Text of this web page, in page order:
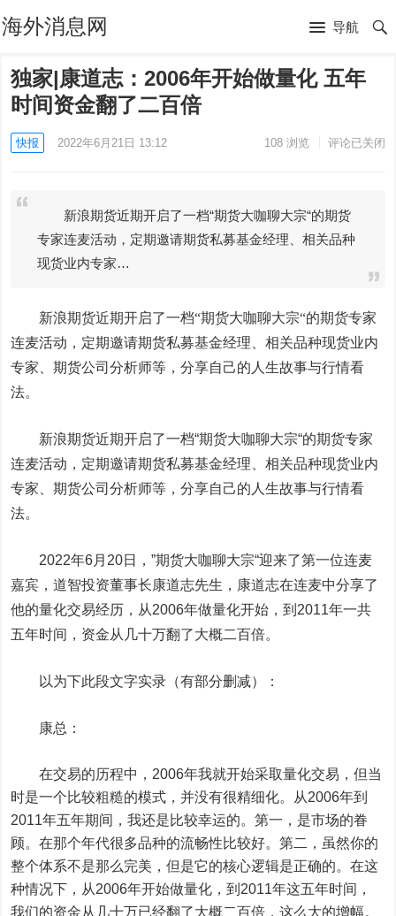
海外消息网 导航
独家|康道志：2006年开始做量化 五年
时间资金翻了二百倍
快报 2022年6月21日 13:12 108浏览 评论已关闭
新浪期货近期开启了一档“期货大咖聊大宗“的期货
专家连麦活动，定期邀请期货私募基金经理、相关品种
现货业内专家…
新浪期货近期开启了一档“期货大咖聊大宗“的期货专家
连麦活动，定期邀请期货私募基金经理、相关品种现货业内
专家、期货公司分析师等，分享自己的人生故事与行情看
法。
新浪期货近期开启了一档“期货大咖聊大宗“的期货专家
连麦活动，定期邀请期货私募基金经理、相关品种现货业内
专家、期货公司分析师等，分享自己的人生故事与行情看
法。
2022年6月20日，”期货大咖聊大宗“迎来了第一位连麦
嘉宾，道智投资董事长康道志先生，康道志在连麦中分享了
他的量化交易经历，从2006年做量化开始，到2011年一共
五年时间，资金从几十万翻了大概二百倍。
以为下此段文字实录（有部分删减）：
康总：
在交易的历程中，2006年我就开始采取量化交易，但当
时是一个比较粗糙的模式，并没有很精细化。从2006年到
2011年五年期间，我还是比较幸运的。第一，是市场的眷
顾。在那个年代很多品种的流畅性比较好。第二，虽然你的
整个体系不是那么完美，但是它的核心逻辑是正确的。在这
种情况下，从2006年开始做量化，到2011年这五年时间，
我们的资金从几十万已经翻了大概二百倍，这么大的增幅。